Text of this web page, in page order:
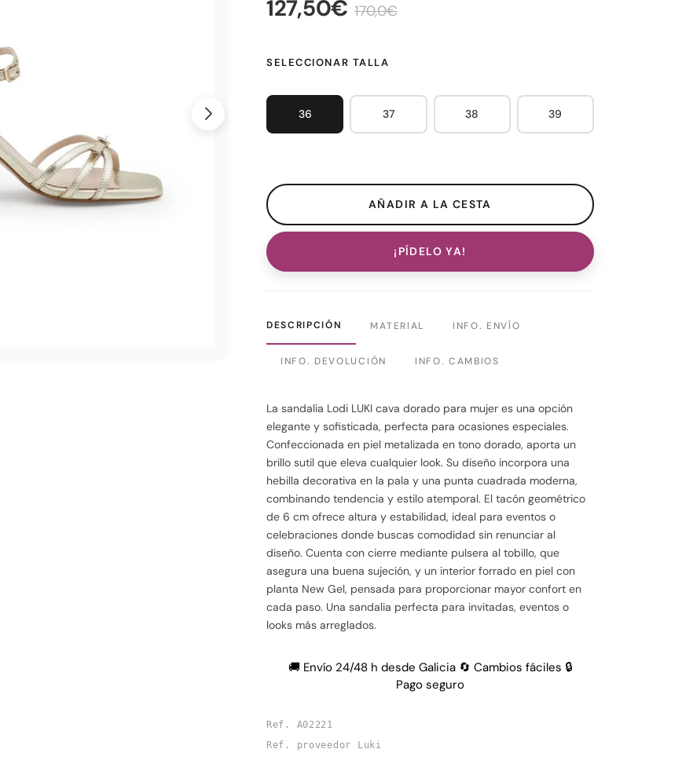
127,50€ 170,0€
SELECCIONAR TALLA
36 37 38 39
¡PÍDELO YA!
DESCRIPCIÓN MATERIAL INFO. ENVÍO
INFO. DEVOLUCIÓN INFO. CAMBIOS
La sandalia Lodi LUKI cava dorado para mujer es una opción
elegante y sofisticada, perfecta para ocasiones especiales.
Confeccionada en piel metalizada en tono dorado, aporta un
brillo sutil que eleva cualquier look. Su diseño incorpora una
hebilla decorativa en la pala y una punta cuadrada moderna,
combinando tendencia y estilo atemporal. El tacón geométrico
de 6 cm ofrece altura y estabilidad, ideal para eventos o
celebraciones donde buscas comodidad sin renunciar al
diseño. Cuenta con cierre mediante pulsera al tobillo, que
asegura una buena sujeción, y un interior forrado en piel con
planta New Gel, pensada para proporcionar mayor confort en
cada paso. Una sandalia perfecta para invitadas, eventos o
looks más arreglados.
🚚 Envío 24/48 h desde Galicia 🔄 Cambios fáciles 🔒
Pago seguro
Ref. A02221
Ref. proveedor Luki